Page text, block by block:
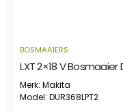
BOSMAAIERS
Merk: Makita
Model: DUR368LPT2